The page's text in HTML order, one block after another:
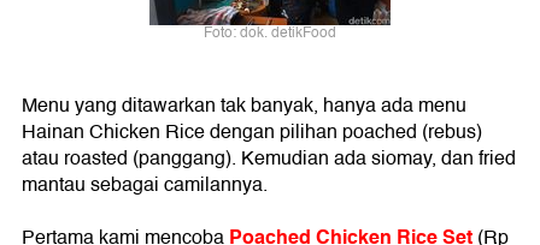
Foto: dok. detikFood
Menu yang ditawarkan tak banyak, hanya ada menu
Hainan Chicken Rice dengan pilihan poached (rebus)
atau roasted (panggang). Kemudian ada siomay, dan fried
mantau sebagai camilannya.
Pertama kami mencobaPoached Chicken Rice Set(Rp